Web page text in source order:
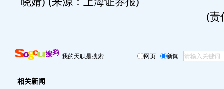
(责
我的天职是搜索 网页 新闻
相关新闻